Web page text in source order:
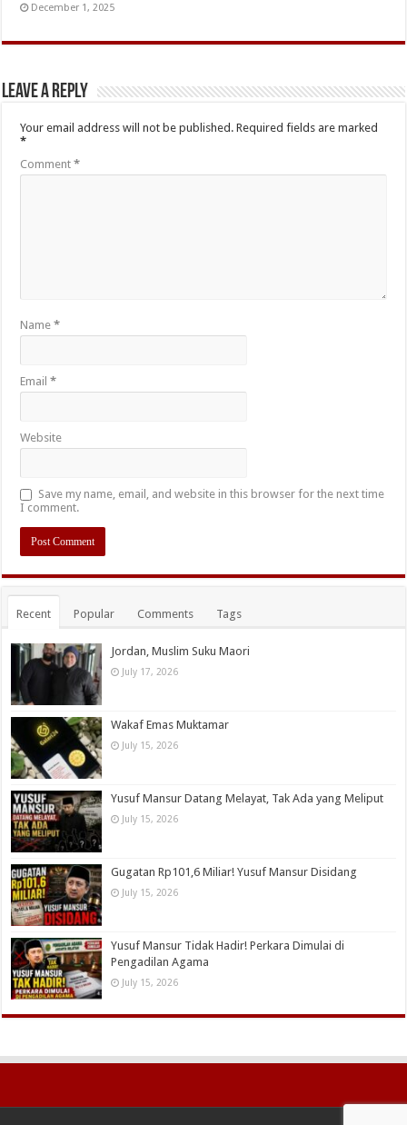
December 1, 2025
Leave a Reply
Your email address will not be published. Required fields are marked
*
Comment*
Name*
Email*
Website
Save my name, email, and website in this browser for the next time
I comment.
Recent Popular Comments Tags
Jordan, Muslim Suku Maori
July 17, 2026
Wakaf Emas Muktamar
July 15, 2026
Yusuf Mansur Datang Melayat, Tak Ada yang Meliput
July 15, 2026
Gugatan Rp101,6 Miliar! Yusuf Mansur Disidang
July 15, 2026
Yusuf Mansur Tidak Hadir! Perkara Dimulai di
Pengadilan Agama
July 15, 2026